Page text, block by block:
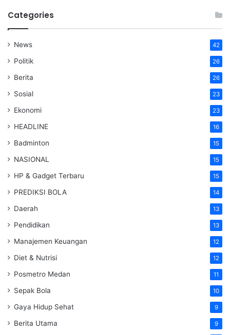
Categories
News 42
Politik 26
Berita 26
Sosial 23
Ekonomi 23
HEADLINE 16
Badminton 15
NASIONAL 15
HP & Gadget Terbaru 15
PREDIKSI BOLA 14
Daerah 13
Pendidikan 13
Manajemen Keuangan 12
Diet & Nutrisi 12
Posmetro Medan 11
Sepak Bola 10
Gaya Hidup Sehat 9
Berita Utama 9